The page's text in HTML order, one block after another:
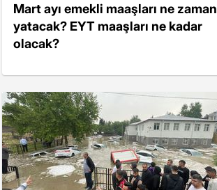
Mart ayı emekli maaşları ne zaman
yatacak? EYT maaşları ne kadar
olacak?